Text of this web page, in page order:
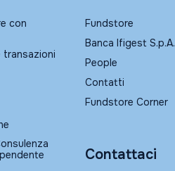
con
transazioni
Fundstore
Banca Ifigest S.p.A.
People
Contatti
Fundstore Corner
Contattaci